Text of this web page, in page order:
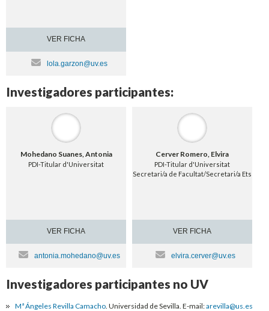
VER FICHA
lola.garzon@uv.es
Investigadores participantes:
Mohedano Suanes, Antonia
PDI-Titular d'Universitat
VER FICHA
antonia.mohedano@uv.es
Cerver Romero, Elvira
PDI-Titular d'Universitat
Secretari/a de Facultat/Secretari/a Ets
VER FICHA
elvira.cerver@uv.es
Investigadores participantes no UV
Mª Ángeles Revilla Camacho . Universidad de Sevilla. E-mail:arevilla@us.es